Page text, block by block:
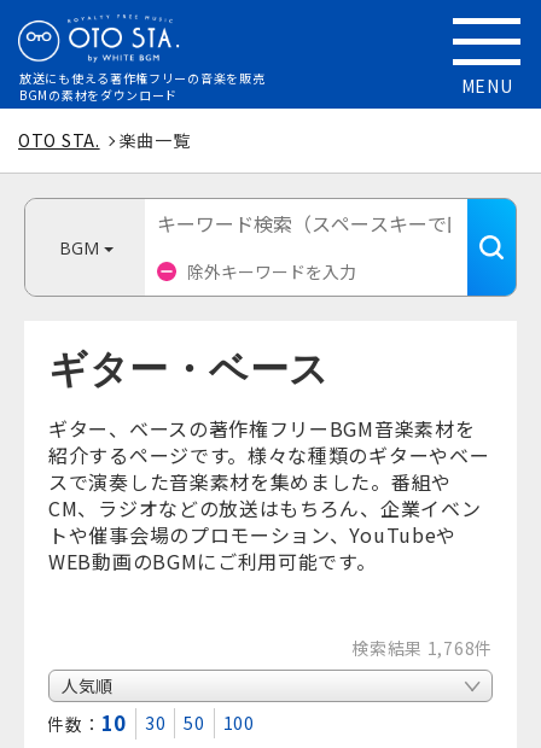
放送にも使える著作権フリーの音楽を販売
BGMの素材をダウンロード
MENU
OTO STA. 楽曲一覧
BGM
ギター・ベース
ギター、ベースの著作権フリーBGM音楽素材を
紹介するページです。様々な種類のギターやベー
スで演奏した音楽素材を集めました。番組や
CM、ラジオなどの放送はもちろん、企業イベン
トや催事会場のプロモーション、YouTubeや
WEB動画のBGMにご利用可能です。
検索結果 1,768件
表示件数： 10 30 50 100